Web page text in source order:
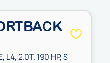
L4, 2.0T. 190 HP, S